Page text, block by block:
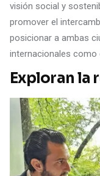
visión social y
promover el
posicionar a ambas
internacionales como
Exploran la